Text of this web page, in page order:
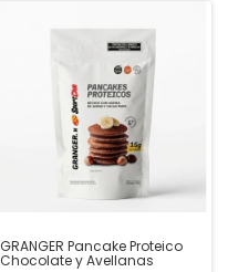
GRANGER Pancake Proteico
Chocolate y Avellanas